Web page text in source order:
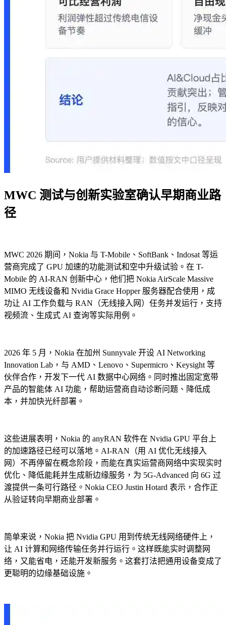
MWC 测试与创新实验室确认早期商业路
径
MWC 2026 期间，Nokia 与 T-Mobile、SoftBank、Indosat 等运
营商完成了 GPU 加速的功能测试和空中升级试验。在 T-
Mobile 的 AI-RAN 创新中心，他们把 Nokia AirScale Massive
MIMO 无线设备和 Nvidia Grace Hopper 服务器配合使用，成
功让 AI 工作负载与 RAN（无线接入网）任务并发运行，支持
视频流、生成式 AI 查询等实际用例。
2026 年 5 月，Nokia 在加州 Sunnyvale 开设 AI Networking
Innovation Lab，与 AMD、Lenovo、Supermicro、Keysight 等
伙伴合作，开发下一代 AI 数据中心网络。同时推出固定宽带
产品的智能体 AI 功能，帮助运营商自动诊断问题、降低成
本，并加快光纤部署。
这些进展表明，Nokia 的 anyRAN 软件在 Nvidia GPU 平台上
的加速路径已经可以落地。AI-RAN（用 AI 优化无线接入
网）不再停留在概念阶段，而能在真实运营商网络中实现实时
优化、降低能耗并生成新边缘服务，为 5G-Advanced 向 6G 过
渡提供一条可行路径。Nokia CEO Justin Hotard 表示，合作正
从验证转向早期商业部署。
简单来说，Nokia 把 Nvidia GPU 用到传统无线网络硬件上，
让 AI 计算和网络传输任务并行运行。这样既能实时调整网
络，又能省电，还能开发新服务。这套打法把通用设备变成了
更聪明的边缘基础设施。